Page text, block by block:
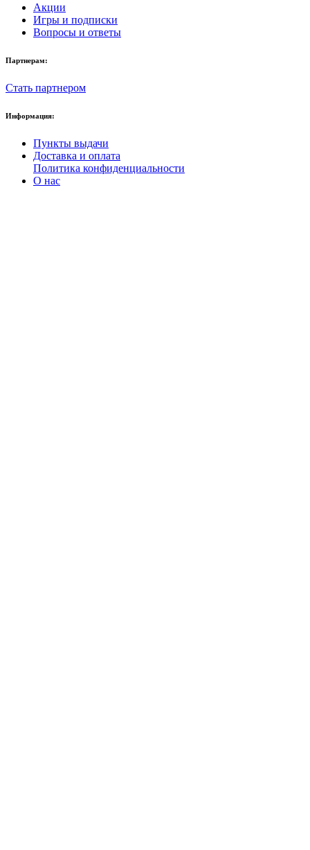
Акции
Игры и подписки
Вопросы и ответы
Партнерам:
Стать партнером
Информация:
Пункты выдачи
Доставка и оплата
Политика конфиденциальности
О нас